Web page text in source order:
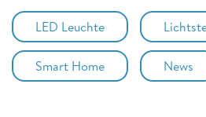
LED Leuchte
Smart Home News